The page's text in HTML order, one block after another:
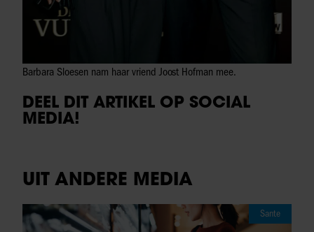
Barbara Sloesen nam haar vriend Joost Hofman mee.
DEEL DIT ARTIKEL OP SOCIAL
MEDIA!
UIT ANDERE MEDIA
Sante